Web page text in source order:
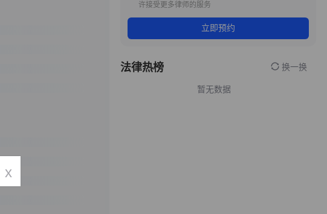
许接受更多律师的服务
立即预约
法律热榜 换一换
暂无数据
x